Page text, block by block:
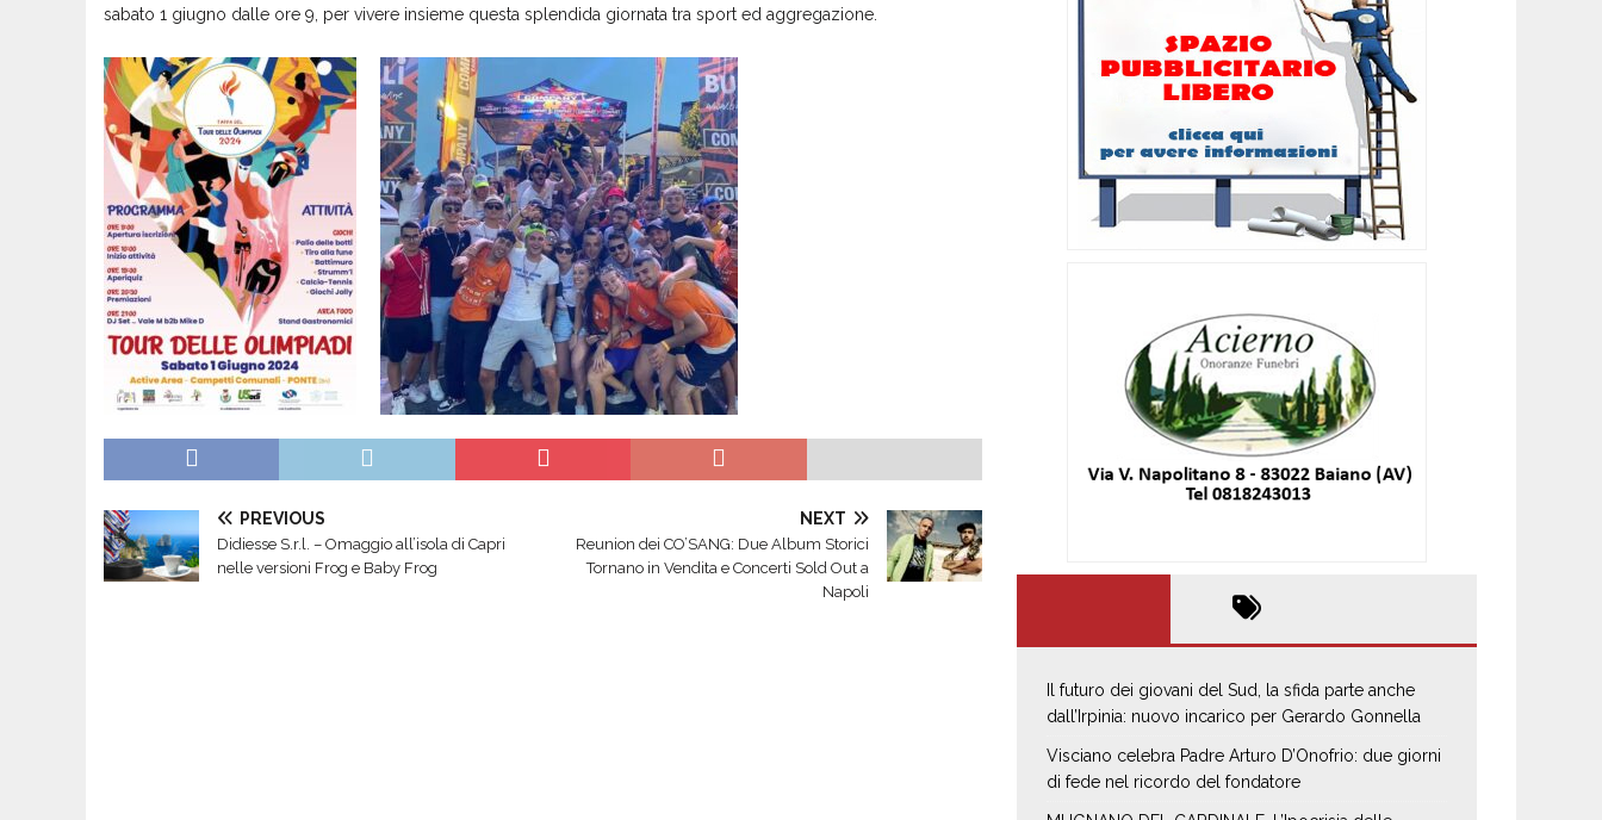
sabato 1 giugno dalle ore 9, per vivere insieme questa splendida giornata tra sport ed aggregazione.
PREVIOUS
Didiesse S.r.l. – Omaggio all’isola di Capri
nelle versioni Frog e Baby Frog
NEXT
Reunion dei CO’SANG: Due Album Storici
Tornano in Vendita e Concerti Sold Out a
Napoli
Il futuro dei giovani del Sud, la sfida parte anche
dall’Irpinia: nuovo incarico per Gerardo Gonnella
Visciano celebra Padre Arturo D’Onofrio: due giorni
di fede nel ricordo del fondatore